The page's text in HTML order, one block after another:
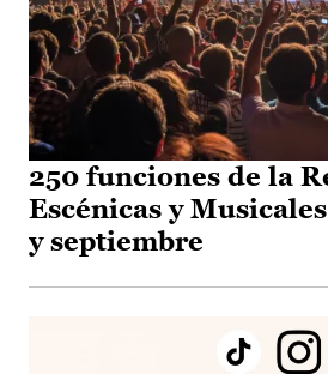
250 funciones de la
Escénicas y
y septiembre